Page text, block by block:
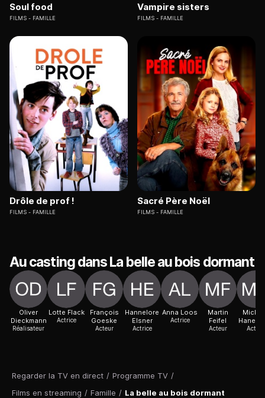
Regarder la TV en direct / Programme TV /
Films en streaming / Famille / La belle au bois dormant
Soul food
FILMS FAMILLE
Vampire sisters
FILMS FAMILLE
Drôle de prof !
FILMS FAMILLE
Sacré Père Noël
FILMS FAMILLE
Au casting dans La belle au bois dormant
Oliver
Dieckmann
Réalisateur
Lotte Flack
Actrice
François
Goeske
Acteur
Hannelore
Elsner
Actrice
Anna Loos
Actrice
Martin
Feifel
Acteur Acteur